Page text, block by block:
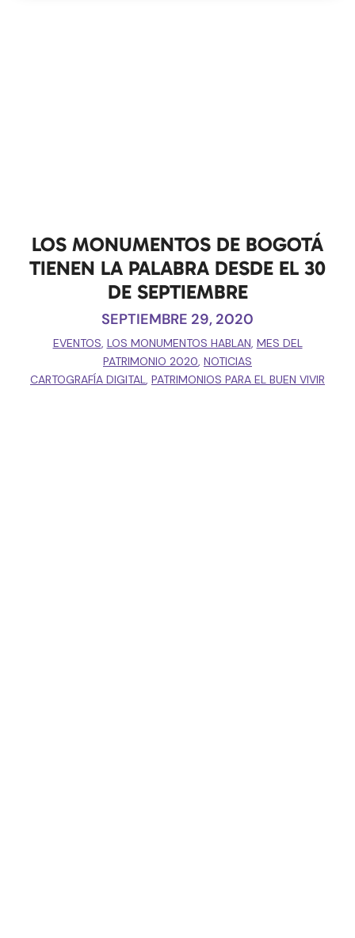
LOS MONUMENTOS DE BOGOTÁ
TIENEN LA PALABRA DESDE EL 30
DE SEPTIEMBRE
SEPTIEMBRE 29, 2020
EVENTOS, LOS MONUMENTOS HABLAN, MES DEL
PATRIMONIO 2020, NOTICIAS
CARTOGRAFÍA DIGITAL, PATRIMONIOS PARA EL BUEN VIVIR